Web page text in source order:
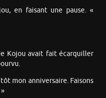
en faisant une pause. «
Kojou avait fait écarquiller
mon anniversaire. Faisons